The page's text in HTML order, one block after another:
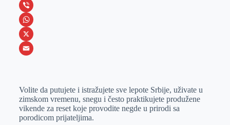
c
e
b
o
e
s
s
e
e
r
L
i
n
k
I
n
V
i
b
W
h
s
A
p
X
a
i
l
Volite da putujete i istražujete sve lepote Srbije, uživate u
zimskom vremenu, snegu i često praktikujete produžene
vikende za reset koje provodite negde u prirodi sa
porodicom prijateljima.